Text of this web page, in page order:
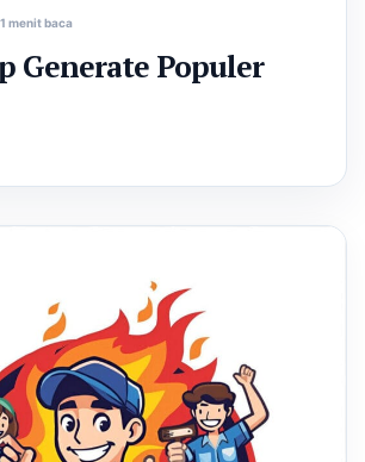
1 menit baca
Generate Populer